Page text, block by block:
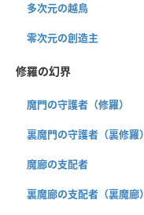
多次元の越鳥
零次元の創造主
修羅の幻界
魔門の守護者（修羅）
裏魔門の守護者（裏修羅）
魔廊の支配者
裏魔廊の支配者（裏魔廊）